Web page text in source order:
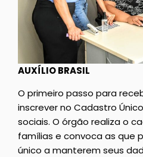
AUXÍLIO BRASIL
O primeiro passo para
inscrever no Cadastro
sociais. O órgão realiza o
famílias e convoca as que
único a manterem seus